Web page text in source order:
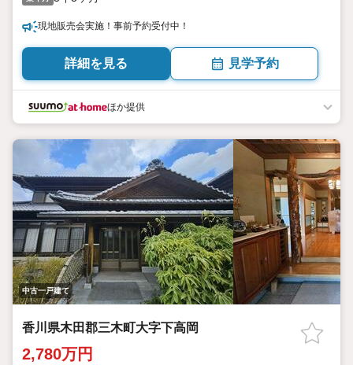
現地販売会実施！事前予約受付中！
詳細を見る 見学予約
ほか提供
中古一戸建て
香川県木田郡三木町大字下高岡
2,780万円